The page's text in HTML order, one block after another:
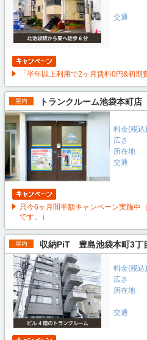
交通
「半年以上利用で2ヶ月賃料0円&初期
屋内 トランクルーム池袋本町店
料金(税込)
広さ
所在地
交通
只今6ヶ月間半額キャンペーン実施中
です。）
屋内 収納PiT 豊島池袋本町3丁
料金(税込)
広さ
所在地
交通